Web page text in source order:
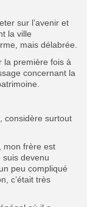
sur l’avenir et
la ville
mais délabrée.
la première fois à
concernant la
considère surtout
mon frère est
suis devenu
peu compliqué
c’était très